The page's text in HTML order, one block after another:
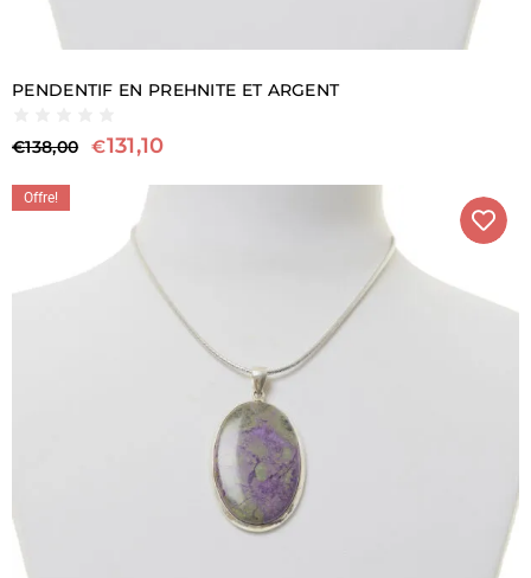
PENDENTIF EN PREHNITE ET ARGENT
€138,00 €131,10
Offre!